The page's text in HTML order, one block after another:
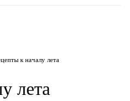
к началу лета
лета